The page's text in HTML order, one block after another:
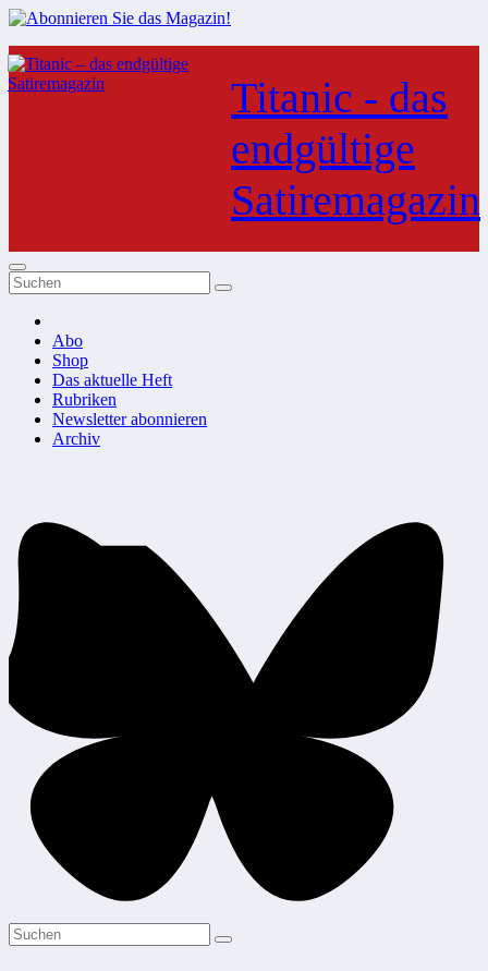
Zum
Inhalt
springen
Titanic - das
endgültige
Satiremagazin
Abo
Shop
Das aktuelle Heft
Rubriken
Newsletter abonnieren
Archiv